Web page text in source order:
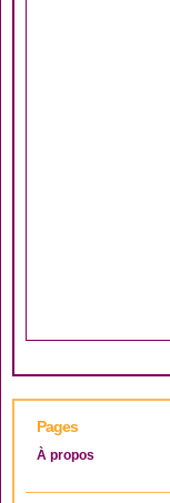
Pages
À propos